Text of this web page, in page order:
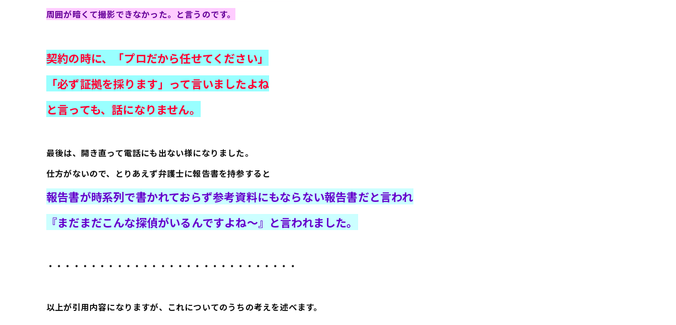
周囲が暗くて撮影できなかった。と言うのです。
契約の時に、「プロだから任せてください」
「必ず証拠を採ります」って言いましたよね
と言っても、話になりません。
最後は、開き直って電話にも出ない様になりました。
仕方がないので、とりあえず弁護士に報告書を持参すると
報告書が時系列で書かれておらず参考資料にもならない報告書だと言われ
『まだまだこんな探偵がいるんですよね～』と言われました。
・・・・・・・・・・・・・・・・・・・・・・・・・・・・・
以上が引用内容になりますが、これについてのうちの考えを述べます。